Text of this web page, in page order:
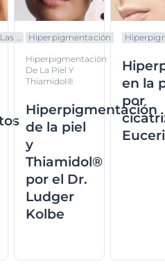
... Hiperpigmentación
Hiperpigmentación
De La Piel Y
Thiamidol®
Hiperpigmentación
de la piel
y
Thiamidol®
por el Dr.
Ludger
Kolbe
en la
por